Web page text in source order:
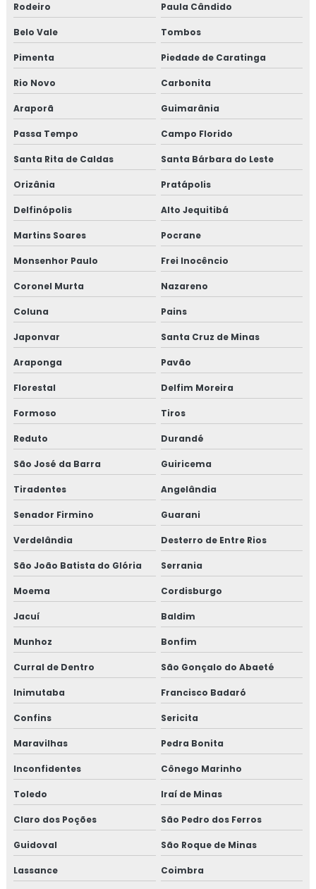
Rodeiro Paula Cândido
Belo Vale Tombos
Pimenta Piedade de Caratinga
Rio Novo Carbonita
Araporã Guimarânia
Passa Tempo Campo Florido
Santa Rita de Caldas Santa Bárbara do Leste
Orizânia Pratápolis
Delfinópolis Alto Jequitibá
Martins Soares Pocrane
Monsenhor Paulo Frei Inocêncio
Coronel Murta Nazareno
Coluna Pains
Japonvar Santa Cruz de Minas
Araponga Pavão
Florestal Delfim Moreira
Formoso Tiros
Reduto Durandé
São José da Barra Guiricema
Tiradentes Angelândia
Senador Firmino Guarani
Verdelândia Desterro de Entre Rios
São João Batista do Glória Serrania
Moema Cordisburgo
Jacuí Baldim
Munhoz Bonfim
Curral de Dentro São Gonçalo do Abaeté
Inimutaba Francisco Badaró
Confins Sericita
Maravilhas Pedra Bonita
Inconfidentes Cônego Marinho
Toledo Iraí de Minas
Claro dos Poções São Pedro dos Ferros
Guidoval São Roque de Minas
Lassance Coimbra